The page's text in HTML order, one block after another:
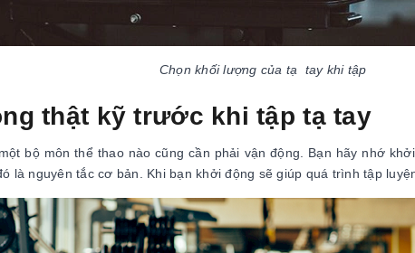
Chọn khối lượng của tạ tay khi tập
thật kỹ trước khi tập tạ tay
bộ môn thể thao nào cũng cần phải vận động. Bạn hãy nhớ
là nguyên tắc cơ bản. Khi bạn khởi động sẽ giúp quá trình tập